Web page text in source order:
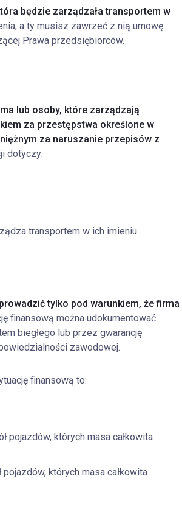
będzie zarządzała transportem w
a ty musisz zawrzeć z nią umowę.
Prawa przedsiębiorców.
lub osoby, które zarządzają
za przestępstwa określone w
za naruszanie przepisów z
dotyczy:
transportem w ich imieniu.
tylko pod warunkiem, że firma
finansową można udokumentować
biegłego lub przez gwarancję
zawodowej.
finansową to:
pojazdów, których masa całkowita
których masa całkowita